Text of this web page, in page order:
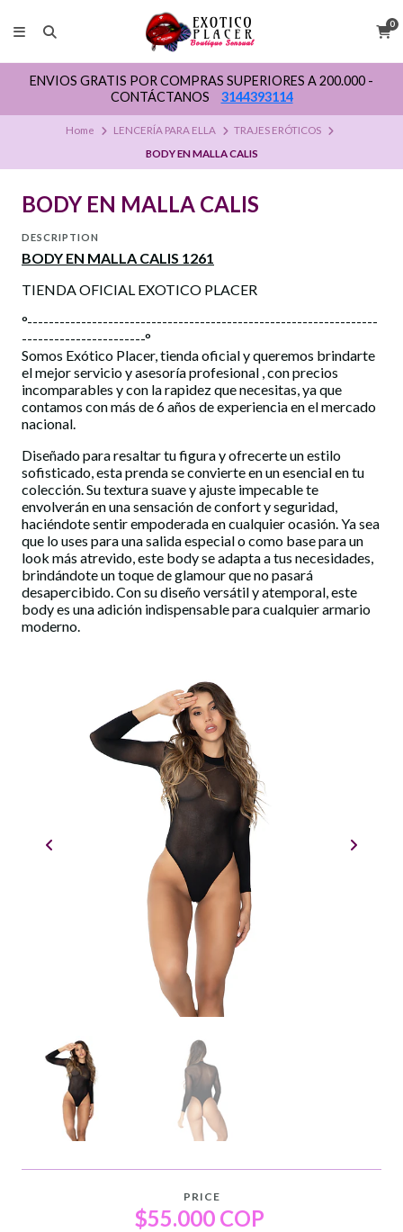
0
ENVIOS GRATIS POR COMPRAS SUPERIORES A 200.000 -
CONTÁCTANOS
3144393114
Home LENCERÍA PARA ELLA
TRAJES ERÓTICOS
BODY EN MALLA CALIS
BODY EN MALLA CALIS
DESCRIPTION
BODY EN MALLA CALIS 1261
TIENDA OFICIAL EXOTICO PLACER
°-----------------------------------------------------------------
-----------------------°
Somos Exótico Placer, tienda oficial y queremos brindarte
el mejor servicio y asesoría profesional , con precios
incomparables y con la rapidez que necesitas, ya que
contamos con más de 6 años de experiencia en el mercado
nacional.
Diseñado para resaltar tu figura y ofrecerte un estilo
sofisticado, esta prenda se convierte en un esencial en tu
colección. Su textura suave y ajuste impecable te
envolverán en una sensación de confort y seguridad,
haciéndote sentir empoderada en cualquier ocasión. Ya sea
que lo uses para una salida especial o como base para un
look más atrevido, este body se adapta a tus necesidades,
brindándote un toque de glamour que no pasará
desapercibido. Con su diseño versátil y atemporal, este
body es una adición indispensable para cualquier armario
moderno.
PRICE
$55.000 COP